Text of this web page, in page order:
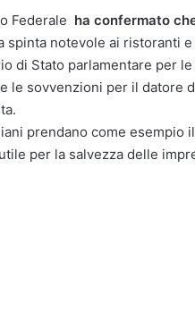
Federale ha confermato
spinta notevole ai ristoranti
di Stato parlamentare per
le sovvenzioni per il datore
prendano come esempio
per la salvezza delle